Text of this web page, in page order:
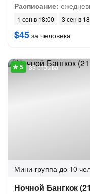
Расписание:
1 сен в 18:00 3 сен в
$45 за человека
33 отзыва
Мини-группа до 10
Ночной Бангкок